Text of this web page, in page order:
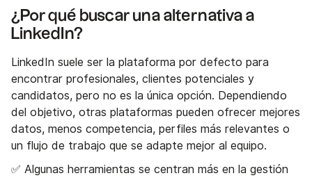
¿Por qué buscar una alternativa a
LinkedIn?
LinkedIn suele ser la plataforma por defecto para
encontrar profesionales, clientes potenciales y
candidatos, pero no es la única opción. Dependiendo
del objetivo, otras plataformas pueden ofrecer mejores
datos, menos competencia, perfiles más relevantes o
un flujo de trabajo que se adapte mejor al equipo.
✅ Algunas herramientas se centran más en la gestión